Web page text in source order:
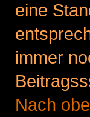
eine
immer
Nach